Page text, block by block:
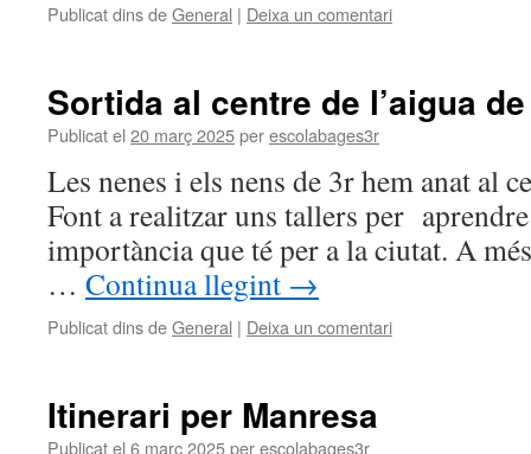
Publicat dins deGeneral | Deixa un comentari
Sortida al centre de l’aigua
Publicat el 20 març 2025perescolabages3r
Les nenes i els nens de 3r hem anat al
Font a realitzar uns tallers per
importància que té per a la ciutat. A
… Continua llegint →
Publicat dins deGeneral | Deixa un comentari
Itinerari per Manresa
Publicat el 6 març 2025perescolabages3r